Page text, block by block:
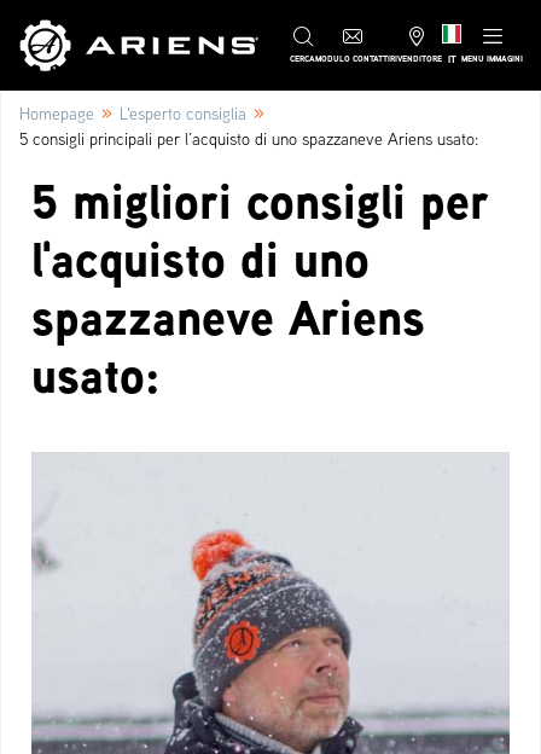
CERCAMODULO CONTATTIRIVENDITORE IT MENU IMMAGINI
Homepage » L'esperto consiglia »
5 consigli principali per l’acquisto di uno spazzaneve Ariens usato:
5 migliori consigli per
l'acquisto di uno
spazzaneve Ariens
usato: